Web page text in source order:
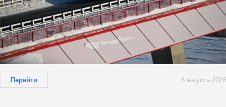
Перейти 6 августа 2026